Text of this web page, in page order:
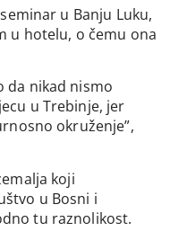
u Banju Luku,
u hotelu, o čemu ona
da nikad nismo
u Trebinje, jer
okruženje”,
koji
u Bosni i
tu raznolikost.